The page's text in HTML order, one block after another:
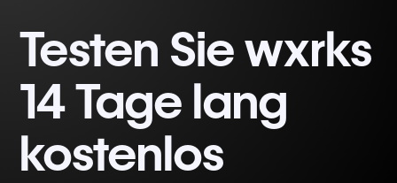
Testen Sie wxrks
14 Tage lang
kostenlos